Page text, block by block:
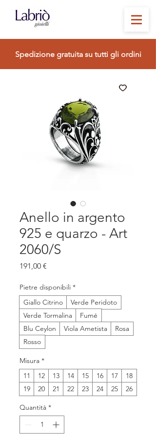
Spedizione gratuita su tutti gli ordini
Anello in argento
925 e quarzo - Art
2060/S
191,00 €
Pietre disponibili *
Giallo Citrino
Verde Peridoto
Verde Tormalina
Fumé
Blu Ceylon
Viola Ametista
Rosa
Rosso
Misura *
11
12 13 14 15 16 17
18
19
20 21 22 23 24 25 26
Quantità *